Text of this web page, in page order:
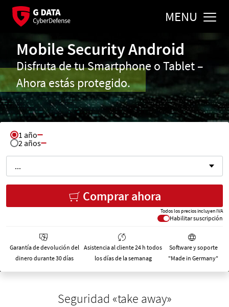
MENU
Mobile Security Android
Disfruta de tu Smartphone o Tablet –
Ahora estás protegido.
Seleccionar tiempo de ejecución
1 año
2 años
...
Comprar ahora
Todos los precios incluyen IVA
Habilitar suscripción
Garantía de devolución del
dinero durante 30 días
Asistencia al cliente 24 h todos
los días de la semanag
Software y soporte
"Made in Germany"
Seguridad «take away»